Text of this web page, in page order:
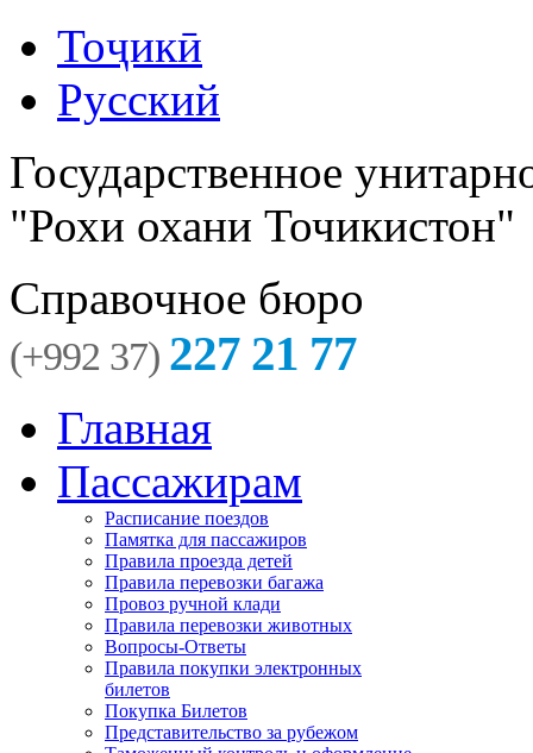
Тоҷикӣ
Русский
Государственное
"Рохи охани Точикистон"
Справочное бюро
(+992 37) 227 21 77
Главная
Пассажирам
Расписание поездов
Памятка для пассажиров
Правила проезда детей
Правила перевозки багажа
Провоз ручной клади
Правила перевозки животных
Вопросы-Ответы
Правила покупки электронных
билетов
Покупка Билетов
Представительство за рубежом